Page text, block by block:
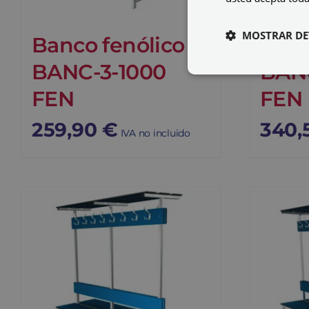
Banco fenólico
BANC-3-1000
FEN
259,90 € IVA no incluido
FEN
MOSTRAR